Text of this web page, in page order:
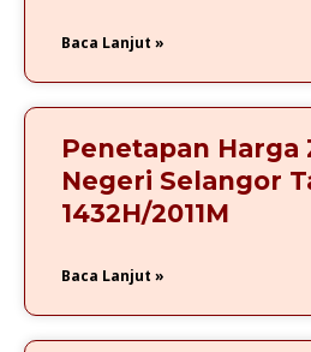
Baca Lanjut »
Penetapan Harga
Negeri Selangor
1432H/2011M
Baca Lanjut »